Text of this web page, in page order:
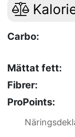
Carbo:
Mättat fett:
Fibrer:
ProPoints: